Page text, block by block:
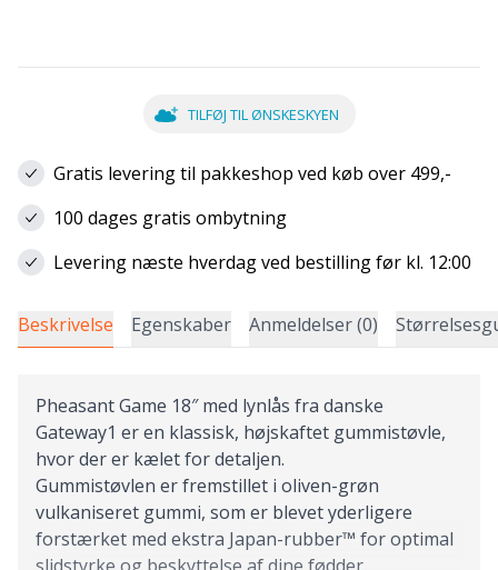
TILFØJ TIL ØNSKESKYEN
Gratis levering til pakkeshop ved køb over 499,-
100 dages gratis ombytning
Levering næste hverdag ved bestilling før kl. 12:00
Beskrivelse Egenskaber Anmeldelser (0)
Pheasant Game 18″ med lynlås fra danske
Gateway1 er en klassisk, højskaftet gummistøvle,
hvor der er kælet for detaljen.
Gummistøvlen er fremstillet i oliven-grøn
vulkaniseret gummi, som er blevet yderligere
forstærket med ekstra Japan-rubber™ for optimal